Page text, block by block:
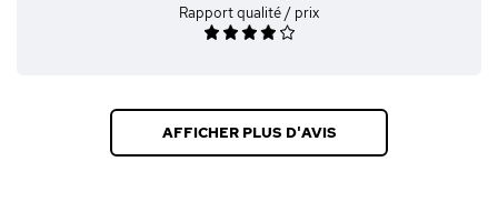
Rapport qualité / prix
AFFICHER PLUS D'AVIS